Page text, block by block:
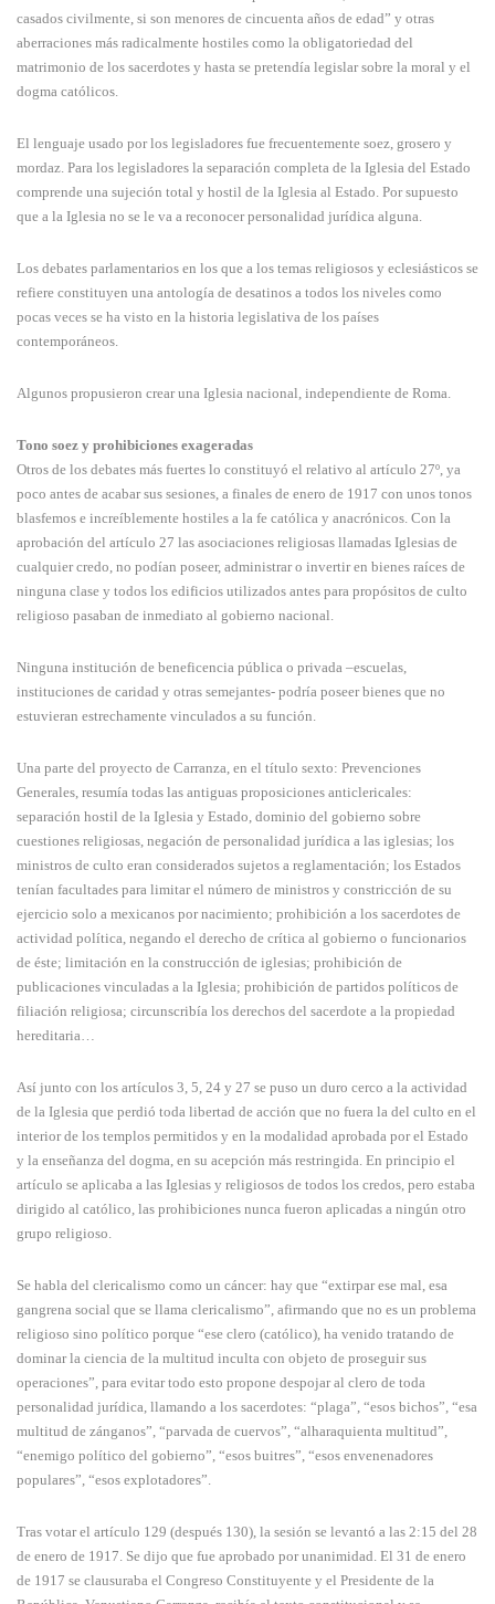
casados civilmente, si son menores de cincuenta años de edad” y otras
aberraciones más radicalmente hostiles como la obligatoriedad del
matrimonio de los sacerdotes y hasta se pretendía legislar sobre la moral y el
dogma católicos.
El lenguaje usado por los legisladores fue frecuentemente soez, grosero y
mordaz. Para los legisladores la separación completa de la Iglesia del Estado
comprende una sujeción total y hostil de la Iglesia al Estado. Por supuesto
que a la Iglesia no se le va a reconocer personalidad jurídica alguna.
Los debates parlamentarios en los que a los temas religiosos y eclesiásticos se
refiere constituyen una antología de desatinos a todos los niveles como
pocas veces se ha visto en la historia legislativa de los países
contemporáneos.
Algunos propusieron crear una Iglesia nacional, independiente de Roma.
Tono soez y prohibiciones exageradas
Otros de los debates más fuertes lo constituyó el relativo al artículo 27º, ya
poco antes de acabar sus sesiones, a finales de enero de 1917 con unos tonos
blasfemos e increíblemente hostiles a la fe católica y anacrónicos. Con la
aprobación del artículo 27 las asociaciones religiosas llamadas Iglesias de
cualquier credo, no podían poseer, administrar o invertir en bienes raíces de
ninguna clase y todos los edificios utilizados antes para propósitos de culto
religioso pasaban de inmediato al gobierno nacional.
Ninguna institución de beneficencia pública o privada –escuelas,
instituciones de caridad y otras semejantes- podría poseer bienes que no
estuvieran estrechamente vinculados a su función.
Una parte del proyecto de Carranza, en el título sexto: Prevenciones
Generales, resumía todas las antiguas proposiciones anticlericales:
separación hostil de la Iglesia y Estado, dominio del gobierno sobre
cuestiones religiosas, negación de personalidad jurídica a las iglesias; los
ministros de culto eran considerados sujetos a reglamentación; los Estados
tenían facultades para limitar el número de ministros y constricción de su
ejercicio solo a mexicanos por nacimiento; prohibición a los sacerdotes de
actividad política, negando el derecho de crítica al gobierno o funcionarios
de éste; limitación en la construcción de iglesias; prohibición de
publicaciones vinculadas a la Iglesia; prohibición de partidos políticos de
filiación religiosa; circunscribía los derechos del sacerdote a la propiedad
hereditaria…
Así junto con los artículos 3, 5, 24 y 27 se puso un duro cerco a la actividad
de la Iglesia que perdió toda libertad de acción que no fuera la del culto en el
interior de los templos permitidos y en la modalidad aprobada por el Estado
y la enseñanza del dogma, en su acepción más restringida. En principio el
artículo se aplicaba a las Iglesias y religiosos de todos los credos, pero estaba
dirigido al católico, las prohibiciones nunca fueron aplicadas a ningún otro
grupo religioso.
Se habla del clericalismo como un cáncer: hay que “extirpar ese mal, esa
gangrena social que se llama clericalismo”, afirmando que no es un problema
religioso sino político porque “ese clero (católico), ha venido tratando de
dominar la ciencia de la multitud inculta con objeto de proseguir sus
operaciones”, para evitar todo esto propone despojar al clero de toda
personalidad jurídica, llamando a los sacerdotes: “plaga”, “esos bichos”, “esa
multitud de zánganos”, “parvada de cuervos”, “alharaquienta multitud”,
“enemigo político del gobierno”, “esos buitres”, “esos envenenadores
populares”, “esos explotadores”.
Tras votar el artículo 129 (después 130), la sesión se levantó a las 2:15 del 28
de enero de 1917. Se dijo que fue aprobado por unanimidad. El 31 de enero
de 1917 se clausuraba el Congreso Constituyente y el Presidente de la